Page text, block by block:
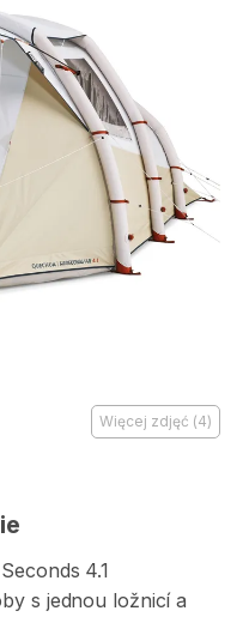
Więcej zdjęć (4)
Seconds 4.1
s jednou ložnicí a